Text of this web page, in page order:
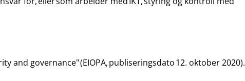
governance" (EIOPA, publiseringsdato 12. oktober 2020).